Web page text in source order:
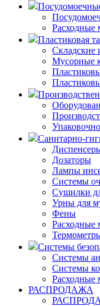
Расходные
Пластиковая
Складские
Мусорные
Санитарно-
Дозаторы
Лампы
Системы
Сушилки
Урны для
Фены
Расходные
Системы
Системы
Системы
Расходные
РАСПРОДАЖА